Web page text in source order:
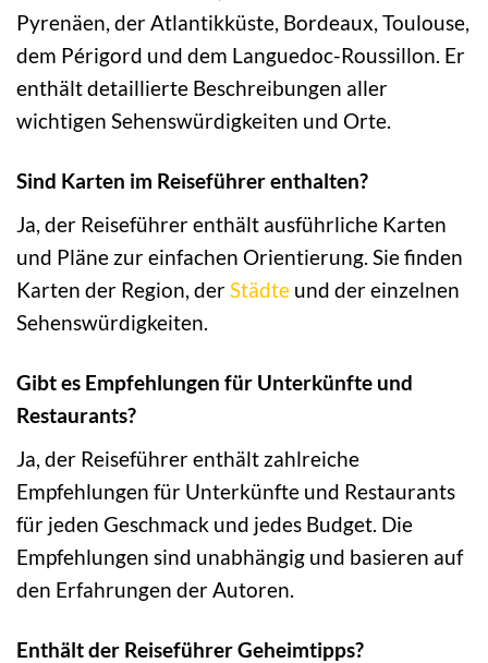
Pyrenäen, der Atlantikküste, Bordeaux, Toulouse,
dem Périgord und dem Languedoc-Roussillon. Er
enthält detaillierte Beschreibungen aller
wichtigen Sehenswürdigkeiten und Orte.
Sind Karten im Reiseführer enthalten?
Ja, der Reiseführer enthält ausführliche Karten
und Pläne zur einfachen Orientierung. Sie finden
Karten der Region, derStädte und der einzelnen
Sehenswürdigkeiten.
Gibt es Empfehlungen für Unterkünfte und
Restaurants?
Ja, der Reiseführer enthält zahlreiche
Empfehlungen für Unterkünfte und Restaurants
für jeden Geschmack und jedes Budget. Die
Empfehlungen sind unabhängig und basieren auf
den Erfahrungen der Autoren.
Enthält der Reiseführer Geheimtipps?